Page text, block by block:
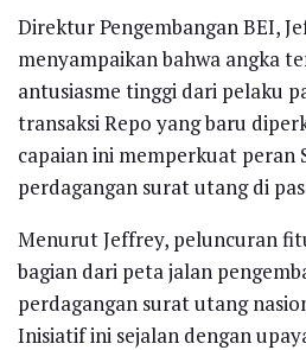
Direktur Pengembangan BEI,
menyampaikan bahwa angka
antusiasme tinggi dari pelaku
transaksi Repo yang baru
capaian ini memperkuat peran
perdagangan surat utang di
Menurut Jeffrey, peluncuran
bagian dari peta jalan
perdagangan surat utang
Inisiatif ini sejalan dengan